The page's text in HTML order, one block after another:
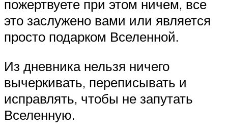
пожертвуете при этом ничем, все
это заслужено вами или является
просто подарком Вселенной.
Из дневника нельзя ничего
вычеркивать, переписывать и
исправлять, чтобы не запутать
Вселенную.